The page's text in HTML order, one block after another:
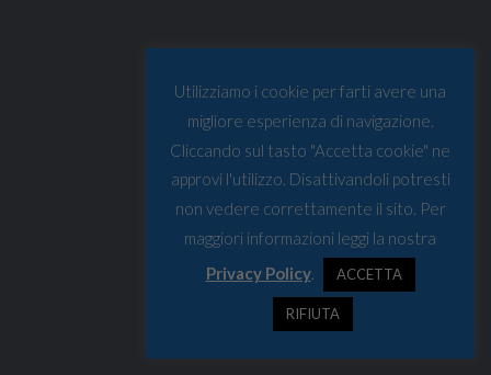
Utilizziamo i cookie per farti avere una
migliore esperienza di navigazione.
Cliccando sul tasto "Accetta cookie" ne
approvi l'utilizzo. Disattivandoli potresti
non vedere correttamente il sito. Per
maggiori informazioni leggi la nostra
Privacy Policy. ACCETTA
RIFIUTA